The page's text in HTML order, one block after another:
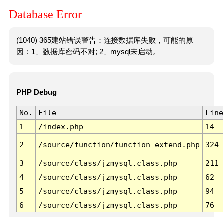
Database Error
(1040) 365建站错误警告：连接数据库失败，可能的原
因：1、数据库密码不对; 2、mysql未启动。
PHP Debug
No. File
Line
1
/index.php 14
2 /source/function/function_extend.php 324
3 /source/class/jzmysql.class.php
211
4
/source/class/jzmysql.class.php
62
5
/source/class/jzmysql.class.php
94
6
/source/class/jzmysql.class.php 76